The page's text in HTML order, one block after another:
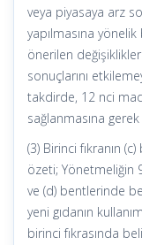
veya piyasaya arz
yapılmasına
önerilen
sonuçlarını
takdirde, 12 nci
sağlanmasına
(3) Birinci fıkranın
özeti; Yönetmeliğin
ve (d) bentlerinde
yeni gıdanın
birinci fıkrasında